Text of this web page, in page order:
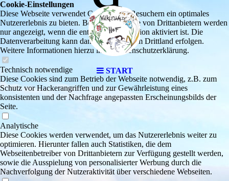
START
Cookie-Einstellungen
Diese Webseite verwendet Cookies, um Besuchern ein optimales
Nutzererlebnis zu bieten. Bestimmte Inhalte von Drittanbietern werden
nur angezeigt, wenn die entsprechende Option aktiviert ist. Die
Datenverarbeitung kann dann auch in einem Drittland erfolgen.
Weitere Informationen hierzu in der Datenschutzerklärung.
Technisch notwendige
Diese Cookies sind zum Betrieb der Webseite notwendig, z.B. zum
Schutz vor Hackerangriffen und zur Gewährleistung eines
konsistenten und der Nachfrage angepassten Erscheinungsbilds der
Seite.
Analytische
Diese Cookies werden verwendet, um das Nutzererlebnis weiter zu
optimieren. Hierunter fallen auch Statistiken, die dem
Webseitenbetreiber von Drittanbietern zur Verfügung gestellt werden,
sowie die Ausspielung von personalisierter Werbung durch die
Nachverfolgung der Nutzeraktivität über verschiedene Webseiten.